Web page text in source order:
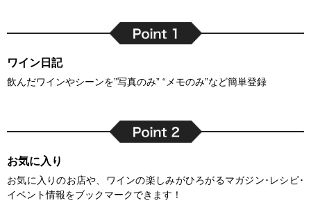
ワイン日記
飲んだワインやシーンを”写真のみ” “メモのみ”など簡単登録
お気に入り
お気に入りのお店や、ワインの楽しみがひろがるマガジン･レシピ･
イベント情報をブックマークできます！